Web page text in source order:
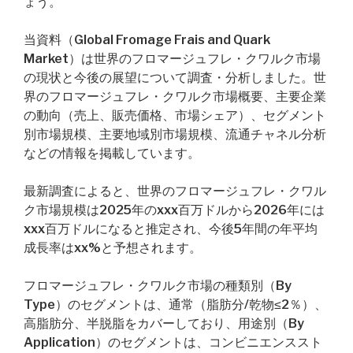
当資料（Global Fromage Frais and Quark
Market）は世界のフロマージュフレ・クワルク市場
の現状と今後の展望について調査・分析しました。世
界のフロマージュフレ・クワルク市場概要、主要企業
の動向（売上、販売価格、市場シェア）、セグメント
別市場規模、主要地域別市場規模、流通チャネル分析
などの情報を掲載しています。
最新調査によると、世界のフロマージュフレ・クワル
ク市場規模は2025年のxxx百万ドルから2026年には
xxx百万ドルになると推定され、今後5年間の年平均
成長率はxx%と予想されます。
フロマージュフレ・クワルク市場の種類別（By
Type）のセグメントは、通常（脂肪分/乾物≤2％）、
高脂肪分、半脱脂をカバーしており、用途別（By
Application）のセグメントは、コンビニエンススト